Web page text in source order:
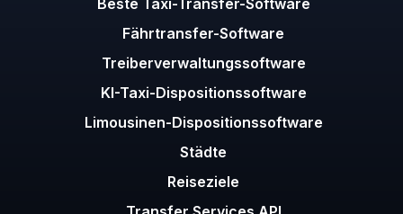
Beste Taxi-Transfer-Software
Fährtransfer-Software
Treiberverwaltungssoftware
KI-Taxi-Dispositionssoftware
Limousinen-Dispositionssoftware
Städte
Reiseziele